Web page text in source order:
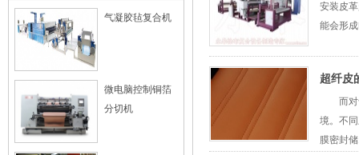
气凝胶毡复合机
微电脑控制铜箔
分切机
安装皮
能会形
超纤皮
而对于
境。不
膜密封